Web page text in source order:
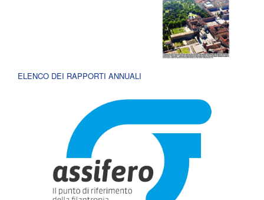
ELENCO DEI RAPPORTI ANNUALI